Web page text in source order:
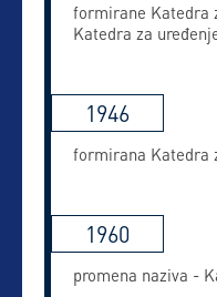
formirane Katedra
Katedra za
1946
formirana Katedra
1960
promena naziva -